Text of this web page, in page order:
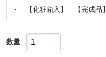
・ 【化粧箱入】 【完成品】
数量